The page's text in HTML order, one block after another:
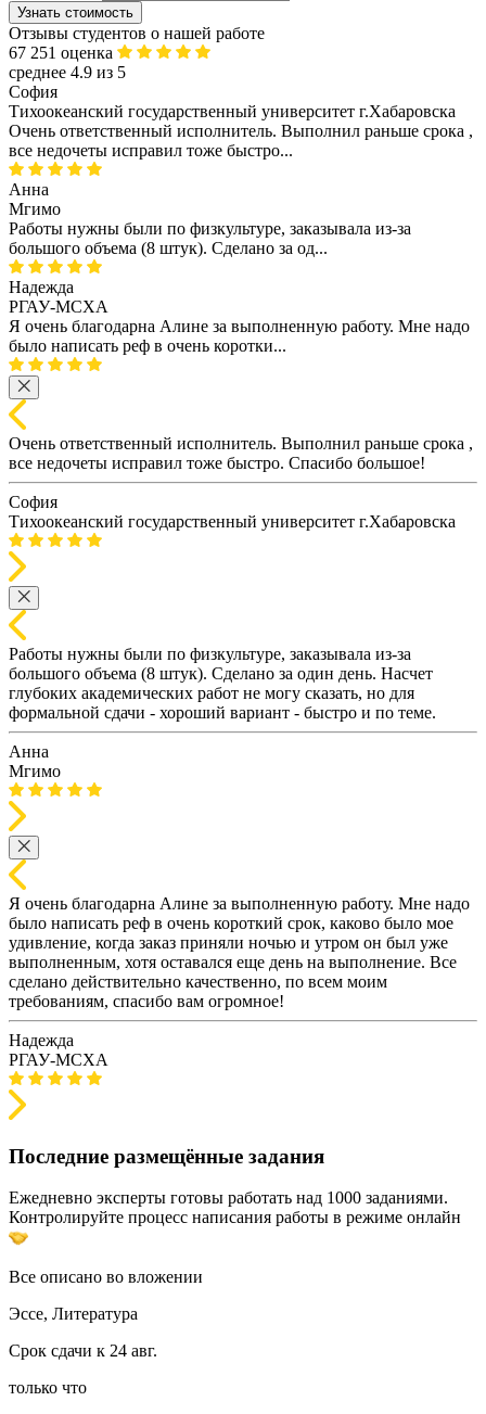
Узнать стоимость
Отзывы студентов о нашей работе
67 251 оценка
среднее 4.9 из 5
София
Тихоокеанский государственный университет г.Хабаровска
Очень ответственный исполнитель. Выполнил раньше срока ,
все недочеты исправил тоже быстро...
Анна
Мгимо
Работы нужны были по физкультуре, заказывала из-за
большого объема (8 штук). Сделано за од...
Надежда
РГАУ-МСХА
Я очень благодарна Алине за выполненную работу. Мне надо
было написать реф в очень коротки...
Очень ответственный исполнитель. Выполнил раньше срока ,
все недочеты исправил тоже быстро. Спасибо большое!
София
Тихоокеанский государственный университет г.Хабаровска
Работы нужны были по физкультуре, заказывала из-за
большого объема (8 штук). Сделано за один день. Насчет
глубоких академических работ не могу сказать, но для
формальной сдачи - хороший вариант - быстро и по теме.
Анна
Мгимо
Я очень благодарна Алине за выполненную работу. Мне надо
было написать реф в очень короткий срок, каково было мое
удивление, когда заказ приняли ночью и утром он был уже
выполненным, хотя оставался еще день на выполнение. Все
сделано действительно качественно, по всем моим
требованиям, спасибо вам огромное!
Надежда
РГАУ-МСХА
Последние размещённые задания
Ежедневно эксперты готовы работать над 1000 заданиями.
Контролируйте процесс написания работы в режиме онлайн
Все описано во вложении
Эссе, Литература
Срок сдачи к 24 авг.
только что